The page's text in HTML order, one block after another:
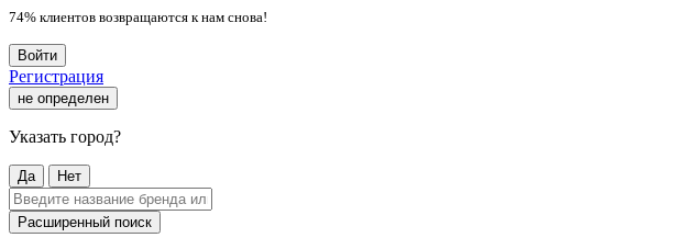
74% клиентов возвращаются к нам снова!
Войти
Регистрация
не определен
Указать город?
Да Нет
Расширенный поиск